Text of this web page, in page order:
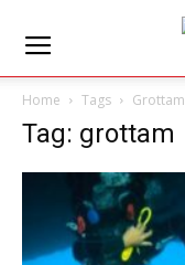
Home Tags Grottam
Tag: grottam